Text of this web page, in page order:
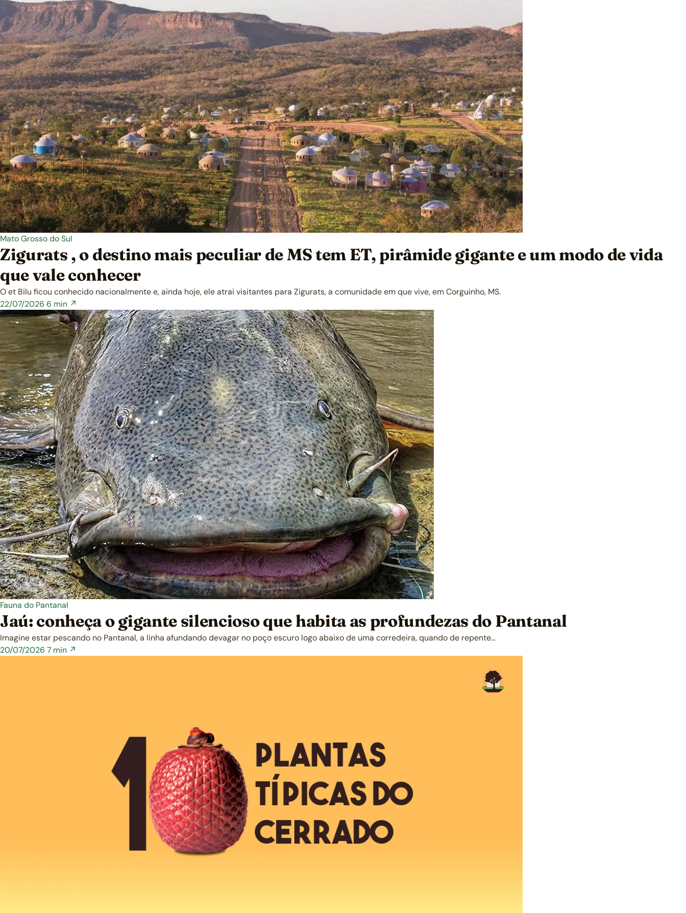
Mato Grosso do Sul
Zigurats , o destino mais peculiar de MS tem ET, pirâmide gigante e um modo de vida
que vale conhecer
O et Bilu ficou conhecido nacionalmente e, ainda hoje, ele atrai visitantes para Zigurats, a comunidade em que vive, em Corguinho, MS.
22/07/2026 6 min ↗
Fauna do Pantanal
Jaú: conheça o gigante silencioso que habita as profundezas do Pantanal
Imagine estar pescando no Pantanal, a linha afundando devagar no poço escuro logo abaixo de uma corredeira, quando de repente…
20/07/2026 7 min ↗